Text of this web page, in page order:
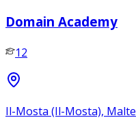
Domain Academy
12
Il-Mosta (Il-Mosta), Malte